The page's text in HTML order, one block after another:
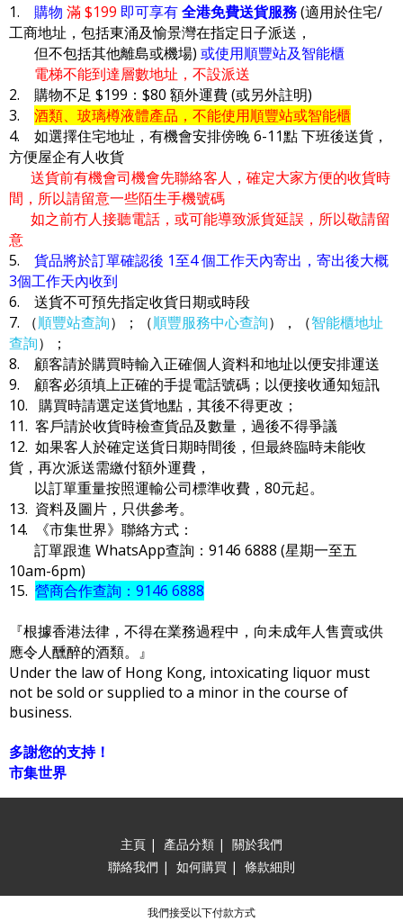
1. 購物 滿 $199 即可享有全港免費送貨服務(適用於住宅/
工商地址，包括東涌及愉景灣在指定日子派送，
但不包括其他離島或機場) 或使用順豐站及智能櫃
電梯不能到達層數地址，不設派送
2. 購物不足 $199：$80 額外運費 (或另外註明)
3. 酒類、玻璃樽液體產品，不能使用順豐站或智能櫃
4. 如選擇住宅地址，有機會安排傍晚 6-11點 下班後送貨，
方便屋企有人收貨
送貨前有機會司機會先聯絡客人，確定大家方便的收貨時
間，所以請留意一些陌生手機號碼
如之前冇人接聽電話，或可能導致派貨延誤，所以敬請留
意
5. 貨品將於訂單確認後 1至4 個工作天內寄出，寄出後大概
3個工作天內收到
6. 送貨不可預先指定收貨日期或時段
7. （順豐站查詢）；（順豐服務中心查詢），（智能櫃地址
查詢）；
8. 顧客請於購買時輸入正確個人資料和地址以便安排運送
9. 顧客必須填上正確的手提電話號碼；以便接收通知短訊
10. 購買時請選定送貨地點，其後不得更改；
11. 客戶請於收貨時檢查貨品及數量，過後不得爭議
12. 如果客人於確定送貨日期時間後，但最終臨時未能收
貨，再次派送需繳付額外運費，
以訂單重量按照運輸公司標準收費，80元起。
13. 資料及圖片，只供參考。
14. 《市集世界》聯絡方式：
訂單跟進 WhatsApp查詢：9146 6888 (星期一至五
10am-6pm)
15. 營商合作查詢：9146 6888
『根據香港法律，不得在業務過程中，向未成年人售賣或供
應令人醺醉的酒類。』
Under the law of Hong Kong, intoxicating liquor must
not be sold or supplied to a minor in the course of
business.
多謝您的支持！
市集世界
主頁 | 產品分類 | 關於我們
聯絡我們 | 如何購買 | 條款細則
我們接受以下付款方式